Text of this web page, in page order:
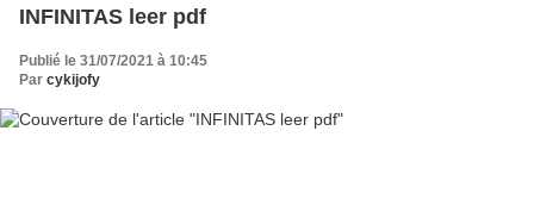
INFINITAS leer pdf
Publié le 31/07/2021 à 10:45
Par cykijofy